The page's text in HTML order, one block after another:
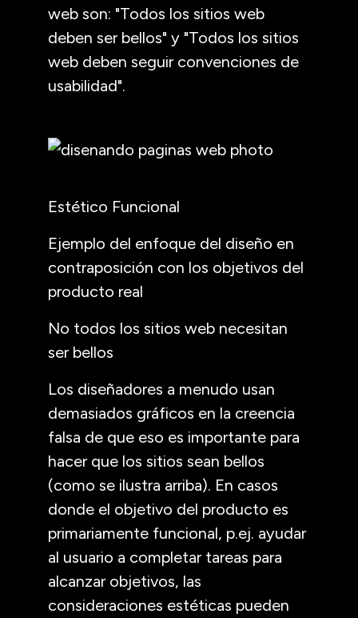
web son: "Todos los sitios web
deben ser bellos" y "Todos los sitios
web deben seguir convenciones de
usabilidad".
Estético Funcional
Ejemplo del enfoque del diseño en
contraposición con los objetivos del
producto real
No todos los sitios web necesitan
ser bellos
Los diseñadores a menudo usan
demasiados gráficos en la creencia
falsa de que eso es importante para
hacer que los sitios sean bellos
(como se ilustra arriba). En casos
donde el objetivo del producto es
primariamente funcional, p.ej. ayudar
al usuario a completar tareas para
alcanzar objetivos, las
consideraciones estéticas pueden